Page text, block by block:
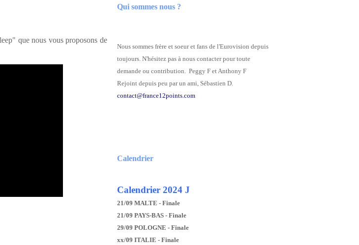
que nous vous proposons de
Qui sommes nous ?
Nous sommes frère et soeur et fans de l'Eurovision depuis
toujours. N'hésitez pas à nous contacter pour toute
demande ou contribution. Peggy F et Anthony F
Rejoint depuis peu par un ami, Sébastien D.
contact@france12points.com
Calendrier
Calendrier 2024 J
21/09 MALTE - Finale
21/09 PAYS-BAS - Finale
29/09 POLOGNE - Finale
xx/09 ITALIE - Finale